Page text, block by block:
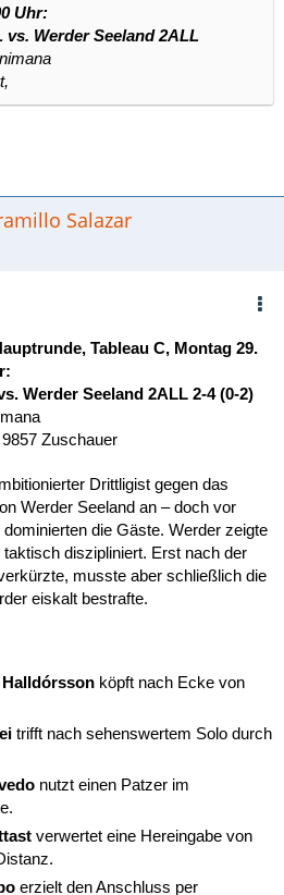
Uhr:
vs. Werder Seeland 2ALL
Salazar
Tableau C, Montag 29.
Werder Seeland 2ALL 2-4 (0-2)
Zuschauer
Drittligist gegen das
Werder Seeland an – doch vor
die Gäste. Werder zeigte
diszipliniert. Erst nach der
musste aber schließlich die
eiskalt bestrafte.
köpft nach Ecke von
trifft nach sehenswertem Solo durch
nutzt einen Patzer im
verwertet eine Hereingabe von
erzielt den Anschluss per